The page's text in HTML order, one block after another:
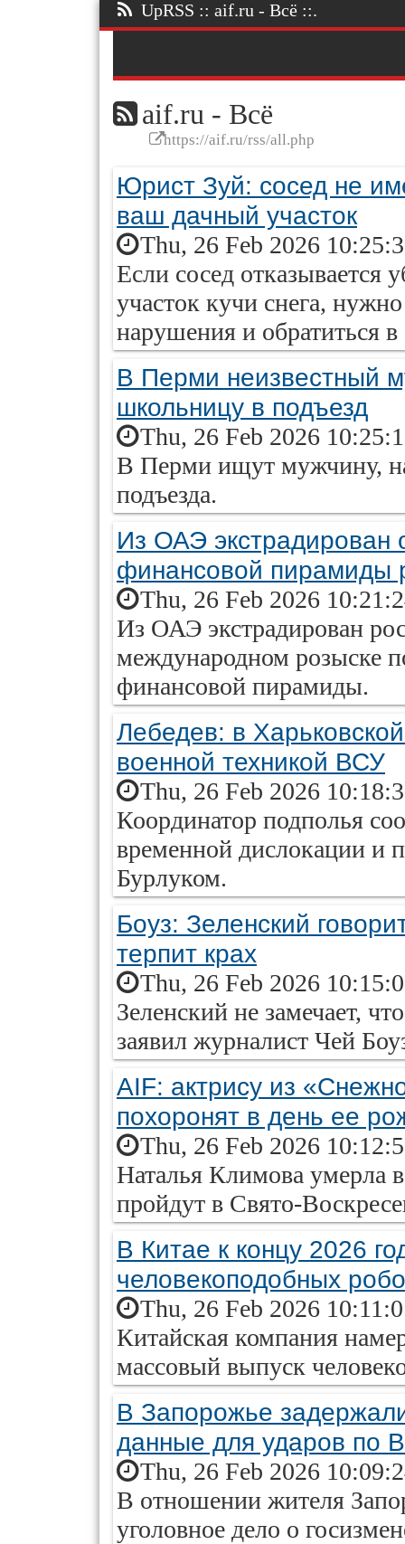
UpRSS :: aif.ru - Всё ::.
aif.ru - Всё
https://aif.ru/rss/all.php
Юрист Зуй: сосед не
ваш дачный участок
Thu, 26 Feb 2026
Если сосед отказывается
участок кучи снега,
нарушения и обратиться
В Перми неизвестный
школьницу в подъезд
Thu, 26 Feb 2026
В Перми ищут мужчину,
подъезда.
Из ОАЭ экстрадирован
финансовой пирамиды
Thu, 26 Feb 2026
Из ОАЭ экстрадирован
международном розыске
финансовой пирамиды.
Лебедев: в
военной техникой ВСУ
Thu, 26 Feb 2026
Координатор подполья
временной дислокации
Бурлуком.
Боуз: Зеленский
терпит крах
Thu, 26 Feb 2026
Зеленский не замечает,
заявил журналист Чей
AIF: актрису из
похоронят в день ее
Thu, 26 Feb 2026
Наталья Климова умерла
пройдут в Свято-
В Китае к концу 2026
человекоподобных
Thu, 26 Feb 2026
Китайская компания
массовый выпуск
В Запорожье
данные для ударов по
Thu, 26 Feb 2026
В отношении жителя
уголовное дело о